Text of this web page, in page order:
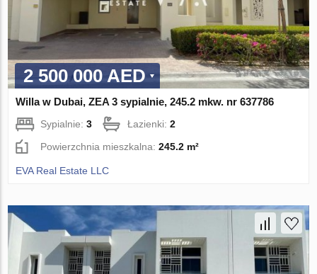
2 500 000 AED
Willa w Dubai, ZEA 3 sypialnie, 245.2 mkw. nr 637786
Sypialnie:3 Łazienki:2
Powierzchnia mieszkalna:245.2 m²
EVA Real Estate LLC